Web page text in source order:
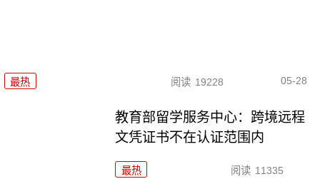
最热 阅读 19228 05-28
教育部留学服务中心：跨境远程
文凭证书不在认证范围内
最热 阅读 11335